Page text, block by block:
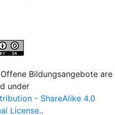
Bildungsangebote are
under
- ShareAlike 4.0
License..